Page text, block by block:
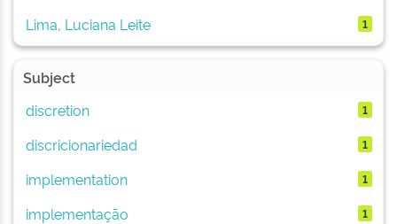
Lima, Luciana Leite 1
Subject
discretion
1
discricionariedad 1
implementation 1
implementação 1